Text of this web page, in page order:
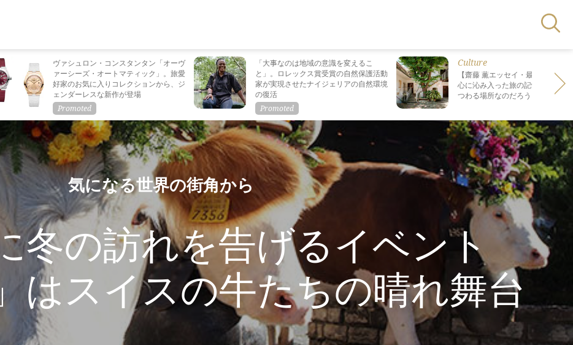
ヴァシュロン・コンスタンタン「オーヴ
ァーシーズ・オートマティック」。旅愛
好家のお気に入りコレクションから、ジ
ェンダーレスな新作が登場
「大事なのは地域の意識を変えるこ
と」。ロレックス賞受賞の自然保護活動
家が実現させたナイジェリアの自然環境
の復活
Culture
【齋藤 薫エッセイ・最終回】 最
心に沁み入った旅の記憶は なぜ“死
つわる場所なのだろう？
気になる世界の街角から
冬の訪れを告げるイベント
はスイスの牛たちの晴れ舞台